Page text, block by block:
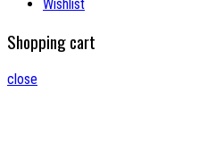
Wishlist
Shopping cart
close